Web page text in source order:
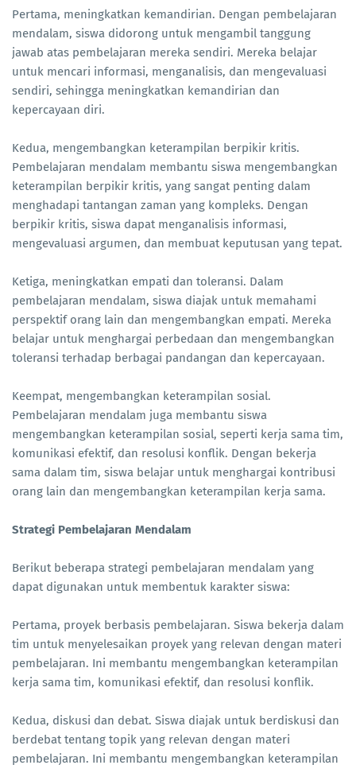
Pertama, meningkatkan kemandirian. Dengan pembelajaran
mendalam, siswa didorong untuk mengambil tanggung
jawab atas pembelajaran mereka sendiri. Mereka belajar
untuk mencari informasi, menganalisis, dan mengevaluasi
sendiri, sehingga meningkatkan kemandirian dan
kepercayaan diri.
Kedua, mengembangkan keterampilan berpikir kritis.
Pembelajaran mendalam membantu siswa mengembangkan
keterampilan berpikir kritis, yang sangat penting dalam
menghadapi tantangan zaman yang kompleks. Dengan
berpikir kritis, siswa dapat menganalisis informasi,
mengevaluasi argumen, dan membuat keputusan yang tepat.
Ketiga, meningkatkan empati dan toleransi. Dalam
pembelajaran mendalam, siswa diajak untuk memahami
perspektif orang lain dan mengembangkan empati. Mereka
belajar untuk menghargai perbedaan dan mengembangkan
toleransi terhadap berbagai pandangan dan kepercayaan.
Keempat, mengembangkan keterampilan sosial.
Pembelajaran mendalam juga membantu siswa
mengembangkan keterampilan sosial, seperti kerja sama tim,
komunikasi efektif, dan resolusi konflik. Dengan bekerja
sama dalam tim, siswa belajar untuk menghargai kontribusi
orang lain dan mengembangkan keterampilan kerja sama.
Strategi Pembelajaran Mendalam
Berikut beberapa strategi pembelajaran mendalam yang
dapat digunakan untuk membentuk karakter siswa:
Pertama, proyek berbasis pembelajaran. Siswa bekerja dalam
tim untuk menyelesaikan proyek yang relevan dengan materi
pembelajaran. Ini membantu mengembangkan keterampilan
kerja sama tim, komunikasi efektif, dan resolusi konflik.
Kedua, diskusi dan debat. Siswa diajak untuk berdiskusi dan
berdebat tentang topik yang relevan dengan materi
pembelajaran. Ini membantu mengembangkan keterampilan